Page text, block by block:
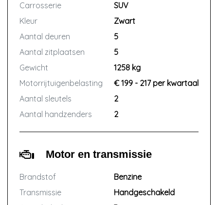
Carrosserie
SUV
Kleur
Zwart
Aantal deuren
5
Aantal zitplaatsen
5
Gewicht
1258 kg
Motorrijtuigenbelasting
€ 199 - 217 per kwartaal
Aantal sleutels
2
Aantal handzenders
2
Motor en transmissie
Brandstof
Benzine
Transmissie
Handgeschakeld